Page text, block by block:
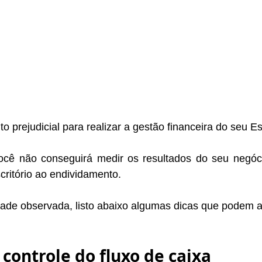
prejudicial para realizar a gestão financeira do seu
não conseguirá medir os resultados do seu
ao endividamento.
observada, listo abaixo algumas dicas que podem
controle do fluxo de caixa